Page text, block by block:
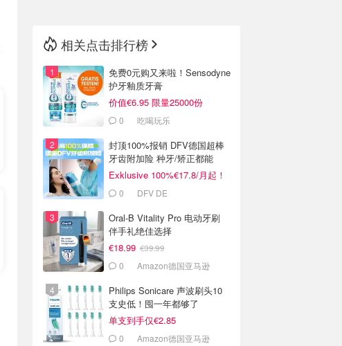
相关点击排行榜
免费0元购又来啦！Sensodyne
护牙釉质牙膏
价值€6.95 限量25000份
0 吃喝玩乐
封顶100%报销 DFV德国超棒
牙齿附加险 种牙/矫正都能
报！
Exklusive 100%€17.8/月起！
继续送10欧礼卡
0 DFV DE
Oral-B Vitality Pro 电动牙刷
伴手礼绝佳选择
€18.99 €39.99
0 Amazon德国亚马逊
Philips Sonicare 声波刷头10
支史低！囤一年都够了
单支到手仅€2.85
0 Amazon德国亚马逊